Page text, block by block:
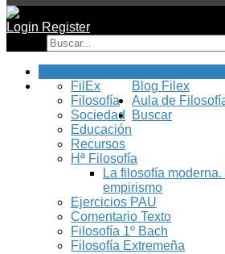
Login Register
Blog Filex
FilEx
Filosofía
Sociedad
Educación
Recursos
Aula de
Hª Filosofía
La filosofía
empirismo
Ejercicios PAU
Comentario Texto
Filosofía 1º Bach
Filosofía Extremeña
Buscar